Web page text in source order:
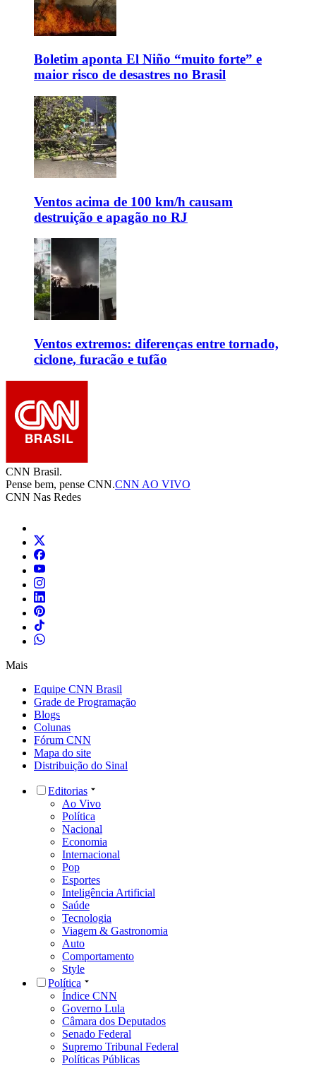
Boletim aponta El Niño “muito forte” e
maior risco de desastres no Brasil
Ventos acima de 100 km/h causam
destruição e apagão no RJ
Ventos extremos: diferenças entre tornado,
ciclone, furacão e tufão
CNN Brasil.
Pense bem, pense CNN.CNN AO VIVO
CNN Nas Redes
Mais
Equipe CNN Brasil
Grade de Programação
Blogs
Colunas
Fórum CNN
Mapa do site
Distribuição do Sinal
Editorias
Ao Vivo
Política
Nacional
Economia
Internacional
Pop
Esportes
Inteligência Artificial
Saúde
Tecnologia
Viagem & Gastronomia
Auto
Comportamento
Style
Política
Índice CNN
Governo Lula
Câmara dos Deputados
Senado Federal
Supremo Tribunal Federal
Políticas Públicas